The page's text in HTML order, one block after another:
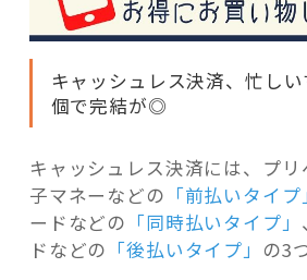
キャッシュレス決済、忙し
個で完結が◎
キャッシュレス決済には、プ
子マネーなどの 「前払いタイプ」
ードなどの 「同時払いタイプ」
ドなどの 「後払いタイプ」 の3